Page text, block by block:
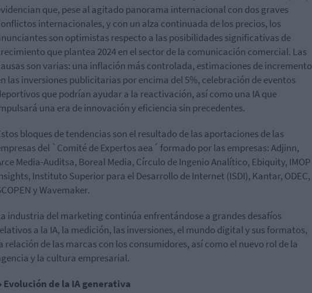
que, pese al agitado panorama internacional con dos graves
internacionales, y con un alza continuada de los precios, los
son optimistas respecto a las posibilidades significativas de
que plantea 2024 en el sector de la comunicación comercial. Las
son varias: una inflación más controlada, estimaciones de incremento
las inversiones publicitarias por encima del 5%, celebración de eventos
que podrían ayudar a la reactivación, así como una IA que
una era de innovación y eficiencia sin precedentes.
bloques de tendencias son el resultado de las aportaciones de las
del `Comité de Expertos aea´ formado por las empresas: Adjinn,
Media-Auditsa, Boreal Media, Círculo de Ingenio Analítico, Ebiquity, IMOP
Instituto Superior para el Desarrollo de Internet (ISDI), Kantar, ODEC,
y Wavemaker.
industria del marketing continúa enfrentándose a grandes desafíos
a la IA, la medición, las inversiones, el mundo digital y sus formatos,
relación de las marcas con los consumidores, así como el nuevo rol de la
y la cultura empresarial.
Evolución de la IA generativa